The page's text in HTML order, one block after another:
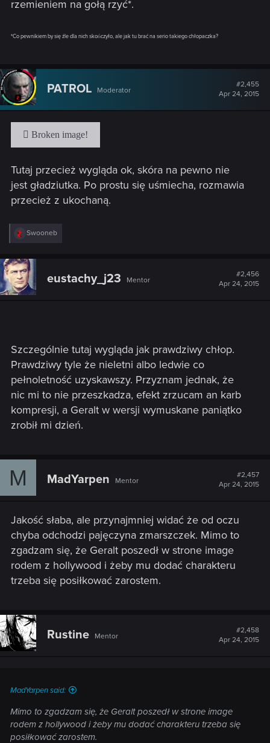
rzemieniem na gołą rzyć*.
*Co pewnikiem by się źle dla nich skończyło, ale jak tu brać na serio takiego chłopaczka?
PATROL Moderator
#2,455
Apr 24, 2015
Tutaj przecież wygląda ok, skóra na pewno nie
jest gładziutka. Po prostu się uśmiecha, rozmawia
przecież z ukochaną.
R
e
c
t
i
o
Swooneb
eustachy_j23 Mentor
#2,456
Apr 24, 2015
Szczególnie tutaj wygląda jak prawdziwy chłop.
Prawdziwy tyle że nieletni albo ledwie co
pełnoletność uzyskawszy. Przyznam jednak, że
nic mi to nie przeszkadza, efekt zrzucam an karb
kompresji, a Geralt w wersji wymuskane paniątko
zrobił mi dzień.
M MadYarpen Mentor
#2,457
Apr 24, 2015
Jakość słaba, ale przynajmniej widać że od oczu
chyba odchodzi pajęczyna zmarszczek. Mimo to
zgadzam się, że Geralt poszedł w strone image
rodem z hollywood i żeby mu dodać charakteru
trzeba się posiłkować zarostem.
Rustine Mentor
#2,458
Apr 24, 2015
MadYarpen said:
Mimo to zgadzam się, że Geralt poszedł w strone image
rodem z hollywood i żeby mu dodać charakteru trzeba się
posiłkować zarostem.